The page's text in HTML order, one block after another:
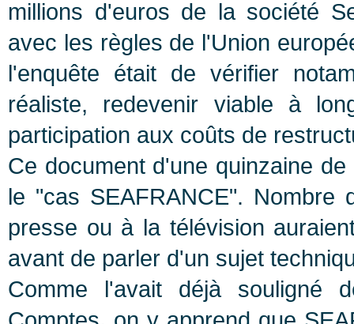
millions d'euros de la société
avec les règles de l'Union
l'enquête était de vérifier
réaliste, redevenir viable à
participation aux coûts de
Ce document d'une quinzaine
le "cas SEAFRANCE". Nombre
presse ou à la télévision
avant de parler d'un sujet
Comme l'avait déjà souligné